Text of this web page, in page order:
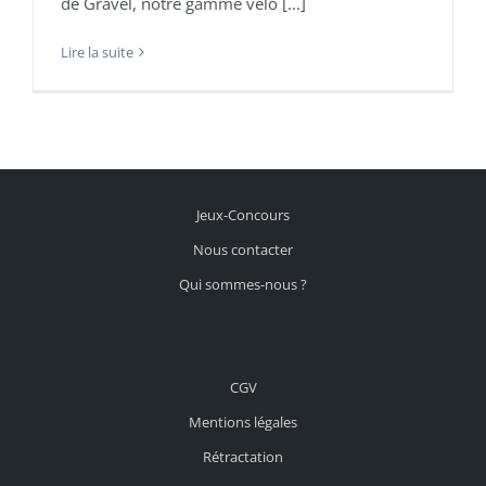
Lire la suite
Jeux-Concours
Nous contacter
Qui sommes-nous ?
CGV
Mentions légales
Rétractation